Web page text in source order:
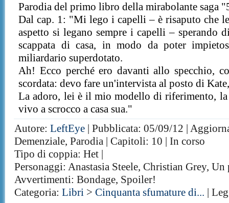
Parodia del primo libro della mirabolante saga
Dal cap. 1: "Mi lego i capelli – è risaputo che
aspetto si legano sempre i capelli – sperando
scappata di casa, in modo da poter
miliardario superdotato.
Ah! Ecco perché ero davanti allo specchio,
scordata: devo fare un'intervista al posto di
La adoro, lei è il mio modello di riferimento, la
vivo a scrocco a casa sua."
Autore:LeftEye | Pubblicata: 05/09/12 |
Demenziale, Parodia | Capitoli: 10 | In corso
Tipo di coppia: Het |
Personaggi: Anastasia Steele, Christian Grey,
Avvertimenti: Bondage, Spoiler!
Categoria:Libri >Cinquanta sfumature di... |